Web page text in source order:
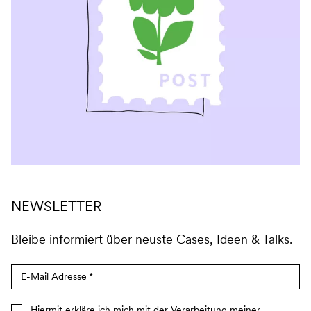
NEWSLETTER
Bleibe informiert über neuste Cases, Ideen & Talks.
E-Mail Adresse *